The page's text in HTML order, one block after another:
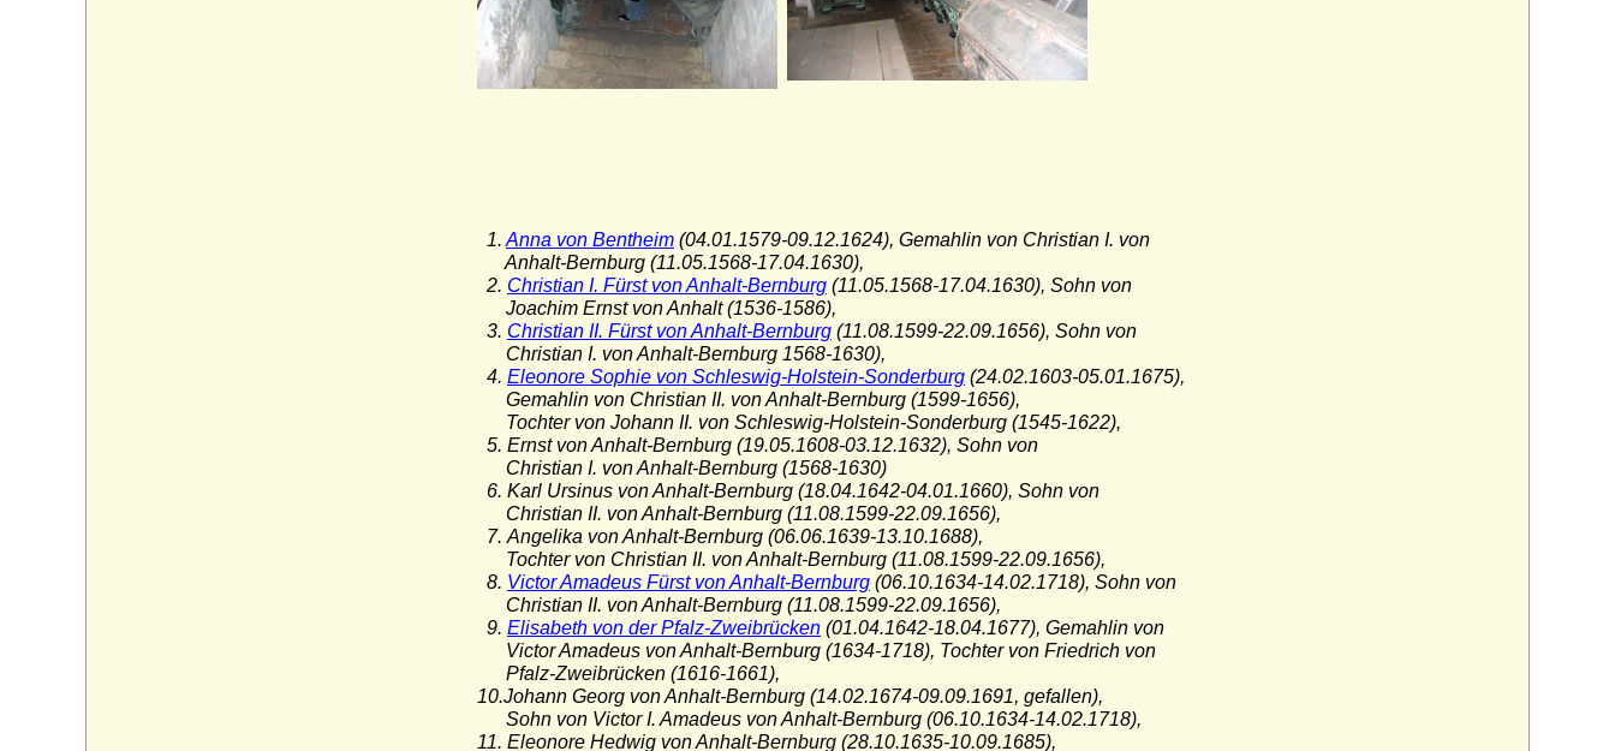
1. Anna von Bentheim (04.01.1579-09.12.1624), Gemahlin von Christian I. von
Anhalt-Bernburg (11.05.1568-17.04.1630),
2. Christian I. Fürst von Anhalt-Bernburg (11.05.1568-17.04.1630), Sohn von
Joachim Ernst von Anhalt (1536-1586),
3. Christian II. Fürst von Anhalt-Bernburg (11.08.1599-22.09.1656), Sohn von
Christian I. von Anhalt-Bernburg 1568-1630),
4. Eleonore Sophie von Schleswig-Holstein-Sonderburg (24.02.1603-05.01.1675),
Gemahlin von Christian II. von Anhalt-Bernburg (1599-1656),
Tochter von Johann II. von Schleswig-Holstein-Sonderburg (1545-1622),
5. Ernst von Anhalt-Bernburg (19.05.1608-03.12.1632), Sohn von
Christian I. von Anhalt-Bernburg (1568-1630)
6. Karl Ursinus von Anhalt-Bernburg (18.04.1642-04.01.1660), Sohn von
Christian II. von Anhalt-Bernburg (11.08.1599-22.09.1656),
7. Angelika von Anhalt-Bernburg (06.06.1639-13.10.1688),
Tochter von Christian II. von Anhalt-Bernburg (11.08.1599-22.09.1656),
8. Victor Amadeus Fürst von Anhalt-Bernburg (06.10.1634-14.02.1718), Sohn von
Christian II. von Anhalt-Bernburg (11.08.1599-22.09.1656),
9. Elisabeth von der Pfalz-Zweibrücken (01.04.1642-18.04.1677), Gemahlin von
Victor Amadeus von Anhalt-Bernburg (1634-1718), Tochter von Friedrich von
Pfalz-Zweibrücken (1616-1661),
10.Johann Georg von Anhalt-Bernburg (14.02.1674-09.09.1691, gefallen),
Sohn von Victor I. Amadeus von Anhalt-Bernburg (06.10.1634-14.02.1718),
11. Eleonore Hedwig von Anhalt-Bernburg (28.10.1635-10.09.1685),